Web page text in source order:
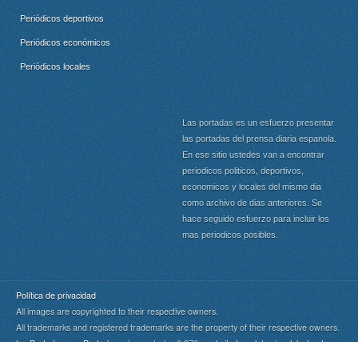
Periódicos deportivos
Periódicos económicos
Periódicos locales
Las portadas es un esfuerzo presentar
las portadas del prensa diaria espanola.
En ese sitio ustedes van a encontrar
periodicos politicos, deportivos,
economicos y locales del mismo dia
como archivo de dias anteriores. Se
hace seguido esfuerzo para incluir los
mas periodicos posibles.
Política de privacidad
All images are copyrighted to their respective owners.
All trademarks and registered trademarks are the property of their respective owners.